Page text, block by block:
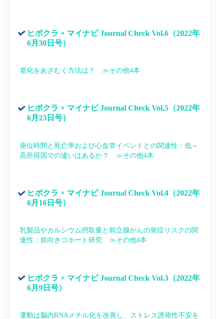
ヒポクラ × マイナビ Journal Check Vol.6（2022年
6月30日号）
老化をあざむく方法は？　≫その他4本
ヒポクラ × マイナビ Journal Check Vol.5（2022年
6月23日号）
座位時間と死亡率および心血管イベントとの関連性：低～
高所得国での違いはあるか？　≫その他4本
ヒポクラ × マイナビ Journal Check Vol.4（2022年
6月16日号）
乳製品やカルシウム摂取量と前立腺がんの発症リスクの関
連性：前向きコホート研究　≫その他4本
ヒポクラ × マイナビ Journal Check Vol.3（2022年
6月9日号）
運動は脳内RNAメチル化を改善し、ストレス誘発性不安を